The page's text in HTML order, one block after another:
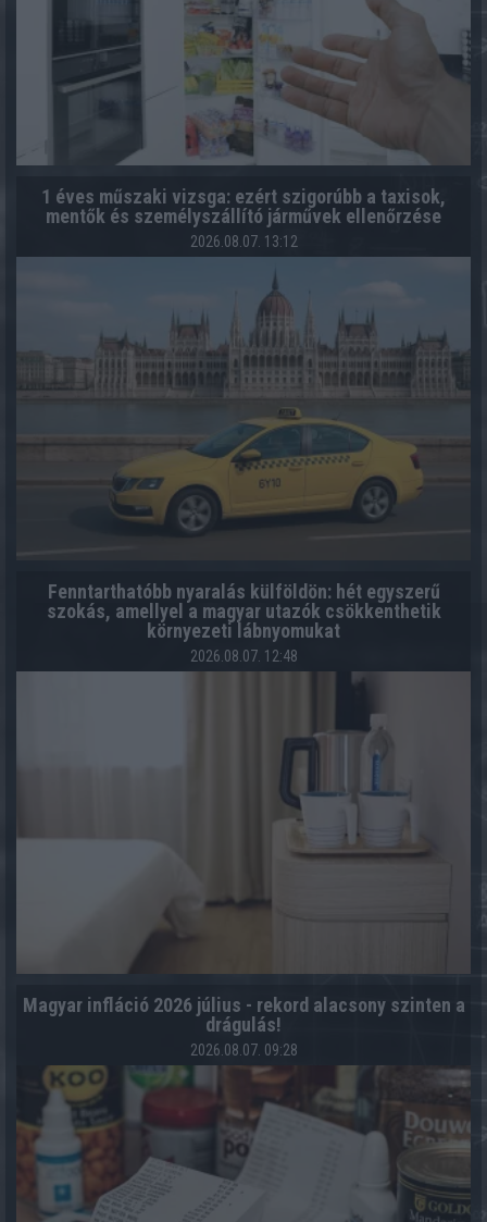
1 éves műszaki vizsga: ezért szigorúbb a taxisok,
mentők és személyszállító járművek ellenőrzése
2026.08.07. 13:12
Fenntarthatóbb nyaralás külföldön: hét egyszerű
szokás, amellyel a magyar utazók csökkenthetik
környezeti lábnyomukat
2026.08.07. 12:48
Magyar infláció 2026 július - rekord alacsony szinten a
drágulás!
2026.08.07. 09:28